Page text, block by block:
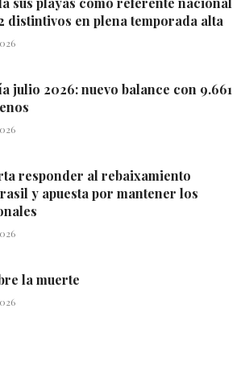
distintivos en plena temporada alta
julio 2026: nuevo balance con 9.661
responder al rebaixamiento
y apuesta por mantener los
la muerte